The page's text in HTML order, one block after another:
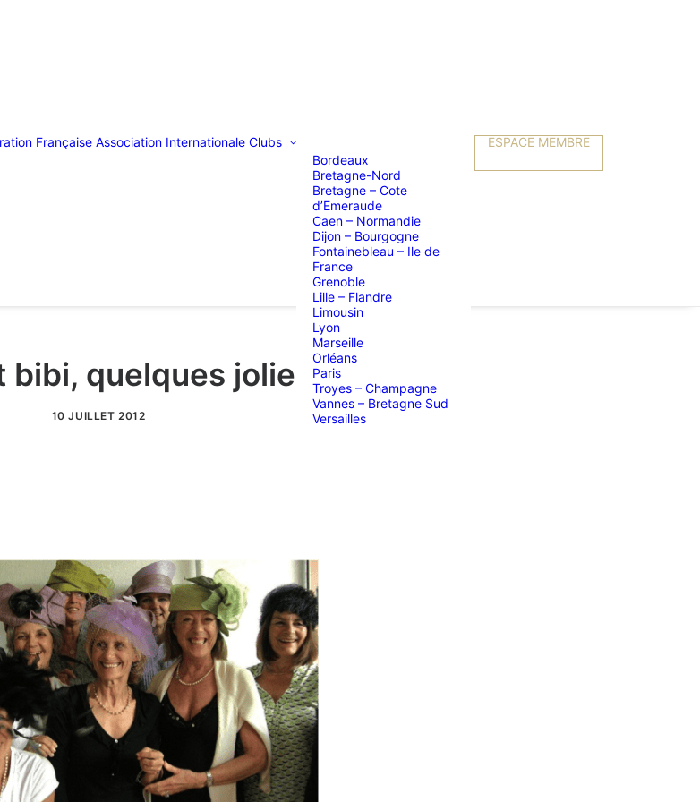
Française Association Internationale Clubs
Bordeaux
Bretagne-Nord
Bretagne – Cote
d’Emeraude
Caen – Normandie
Dijon – Bourgogne
Fontainebleau – Ile de
France
Grenoble
Lille – Flandre
Limousin
Lyon
Marseille
Orléans
Paris
Troyes – Champagne
Vannes – Bretagne Sud
Versailles
ESPACE MEMBRE
quelques jolies amies
10 JUILLET 2012